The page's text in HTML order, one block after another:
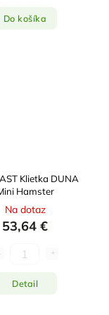
Do košíka
Klietka DUNA
Hamster
Na dotaz
53,64 €
Detail